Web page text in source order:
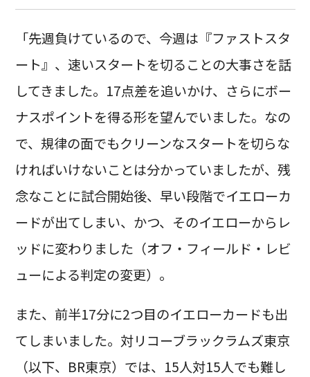
「先週負けているので、今週は『ファストスタ
ート』、速いスタートを切ることの大事さを話
してきました。17点差を追いかけ、さらにボー
ナスポイントを得る形を望んでいました。なの
で、規律の面でもクリーンなスタートを切らな
ければいけないことは分かっていましたが、残
念なことに試合開始後、早い段階でイエローカ
ードが出てしまい、かつ、そのイエローからレ
ッドに変わりました（オフ・フィールド・レビ
ューによる判定の変更）。
また、前半17分に2つ目のイエローカードも出
てしまいました。対リコーブラックラムズ東京
（以下、BR東京）では、15人対15人でも難し